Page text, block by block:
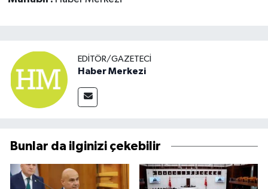
EDITÖR/GAZETECI
Haber Merkezi
Bunlar da ilginizi çekebilir